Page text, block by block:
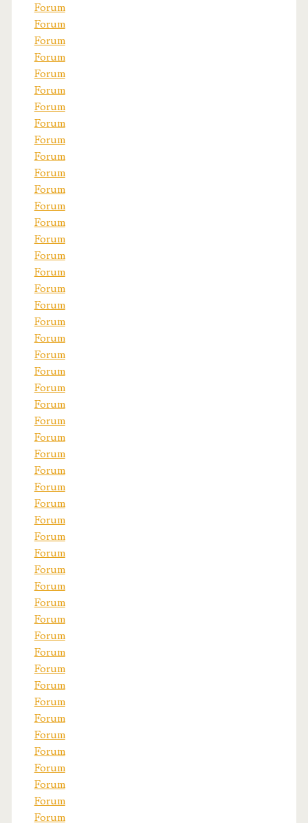
Forum
Forum
Forum
Forum
Forum
Forum
Forum
Forum
Forum
Forum
Forum
Forum
Forum
Forum
Forum
Forum
Forum
Forum
Forum
Forum
Forum
Forum
Forum
Forum
Forum
Forum
Forum
Forum
Forum
Forum
Forum
Forum
Forum
Forum
Forum
Forum
Forum
Forum
Forum
Forum
Forum
Forum
Forum
Forum
Forum
Forum
Forum
Forum
Forum
Forum